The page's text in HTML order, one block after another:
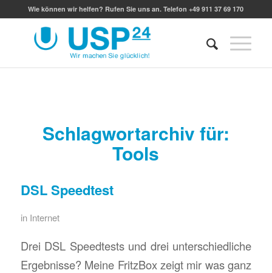
Wie können wir helfen? Rufen Sie uns an. Telefon +49 911 37 69 170
Schlagwortarchiv für:
Tools
DSL Speedtest
in Internet
Drei DSL Speedtests und drei unterschiedliche
Ergebnisse? Meine FritzBox zeigt mir was ganz